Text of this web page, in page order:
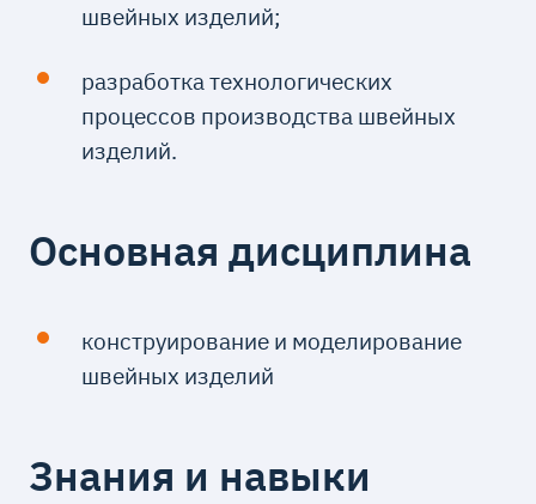
швейных изделий;
разработка технологических
процессов производства швейных
изделий.
Основная дисциплина
конструирование и моделирование
швейных изделий
Знания и навыки